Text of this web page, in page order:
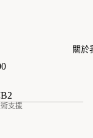
關於
支援